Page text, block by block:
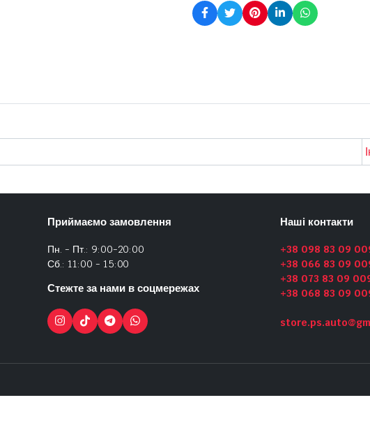
Приймаємо замовлення
Пн. - Пт.: 9:00-20:00
Сб.: 11:00 - 15:00
Стежте за нами в соцмережах
Наші контакти
+38 098 83 09
+38 066 83 09
+38 073 83 09
+38 068 83 09